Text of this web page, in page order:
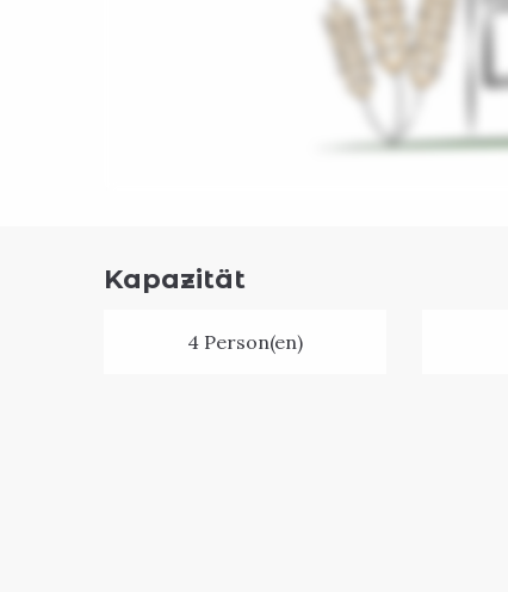
Kapazität
4 Person(en)